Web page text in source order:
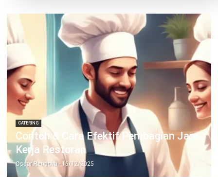
terlengkap untuk berbagai jenis industri, yang dapat
disesuaikan dengan kebutuhan setiap bisnis.
HUBUNGI KAMI
Jalan Balikpapan Raya No. 9 A - C, Daerah Khusus Ibukota
Jakarta 10160
021 5099 6750
+62-812-2284-6776
hello@hashmicro.co.id
partnership@hashmicro.com